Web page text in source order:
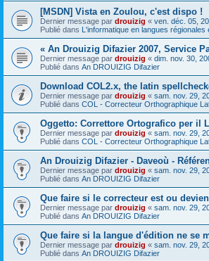
[MSDN] Vista en Zoulou, c'est dispo !
Dernier message par drouizig « ven. déc. 05,
Publié dans L'informatique en langues régionales
« An Drouizig Difazier 2007, Service
Dernier message par drouizig « dim. nov. 30,
Publié dans An DROUIZIG Difazier
Download COL2.x, the latin
Dernier message par drouizig « sam. nov. 29,
Publié dans COL - Correcteur Orthographique
Oggetto: Correttore Ortografico per il
Dernier message par drouizig « sam. nov. 29,
Publié dans COL - Correcteur Orthographique
An Drouizig Difazier - Daveoù -
Dernier message par drouizig « sam. nov. 29,
Publié dans An DROUIZIG Difazier
Que faire si le correcteur est ou
Dernier message par drouizig « sam. nov. 29,
Publié dans An DROUIZIG Difazier
Que faire si la langue d'édition ne se
Dernier message par drouizig « sam. nov. 29,
Publié dans An DROUIZIG Difazier